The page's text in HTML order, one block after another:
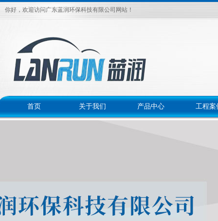
你好，欢迎访问广东蓝润环保科技有限公司网站！
首页 关于我们 产品中心 工程案